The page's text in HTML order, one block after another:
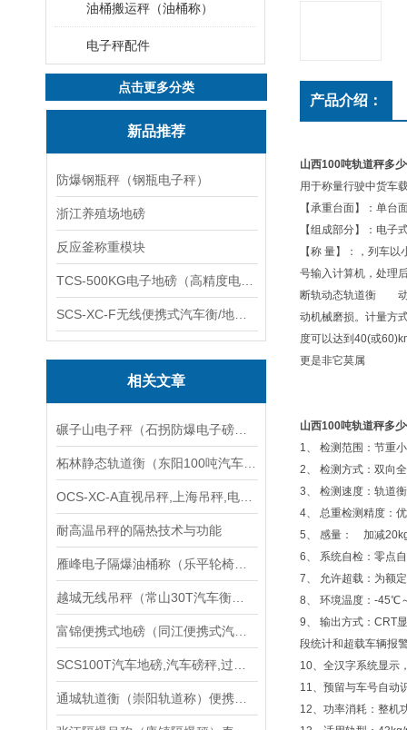
油桶搬运秤（油桶称）
电子秤配件
点击更多分类
新品推荐
防爆钢瓶秤（钢瓶电子秤）
浙江养殖场地磅
反应釜称重模块
相关文章
耐高温吊秤的隔热技术与功能
产品介绍：
山西100吨轨道秤多
用于称量行驶中货车
【承重台面】：单台
【组成部分】：电
【称 量】：，列车
号输入计算机，处理
断轨动态轨道衡 动
动机械磨损。计量方
度可以达到40(或
更是非它莫属
山西100吨轨道秤多
1、 检测范围：节重
2、 检测方式：双向
3、 检测速度：轨道
4、 总重检测精度：
5、 感量： 加减
6、 系统自检：零点
7、 允许超载：为额
8、 环境温度：-45℃
9、 输出方式：CRT
段统计和超载车辆报
10、全汉字系统显示
11、预留与车号自动
12、功率消耗：整机